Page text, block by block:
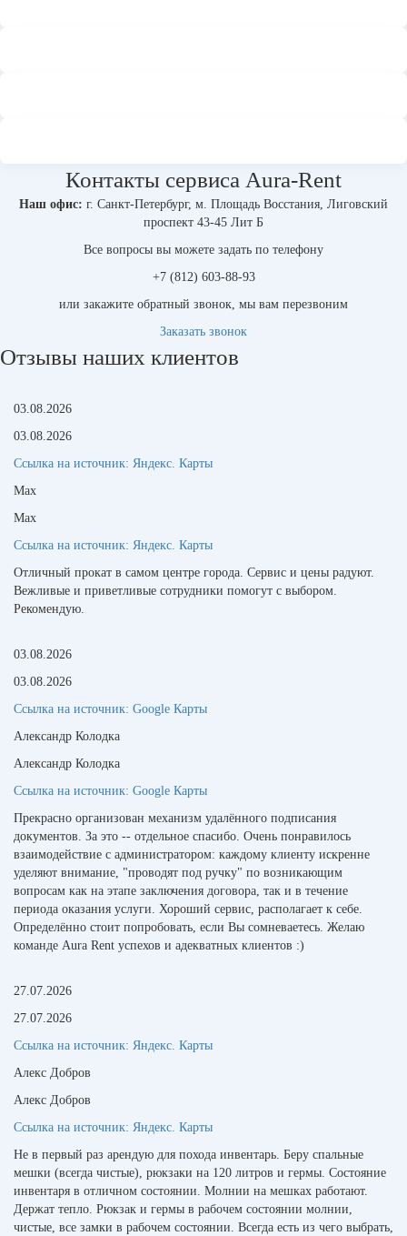
Контакты сервиса Aura-Rent
Наш офис: г. Санкт-Петербург, м. Площадь Восстания, Лиговский
проспект 43-45 Лит Б
Все вопросы вы можете задать по телефону
+7 (812) 603-88-93
или закажите обратный звонок, мы вам перезвоним
Заказать звонок
Отзывы наших клиентов
03.08.2026
03.08.2026
Ссылка на источник: Яндекс. Карты
Max
Max
Ссылка на источник: Яндекс. Карты
Отличный прокат в самом центре города. Сервис и цены радуют.
Вежливые и приветливые сотрудники помогут с выбором.
Рекомендую.
03.08.2026
03.08.2026
Ссылка на источник: Google Карты
Александр Колодка
Александр Колодка
Ссылка на источник: Google Карты
Прекрасно организован механизм удалённого подписания
документов. За это -- отдельное спасибо. Очень понравилось
взаимодействие с администратором: каждому клиенту искренне
уделяют внимание, "проводят под ручку" по возникающим
вопросам как на этапе заключения договора, так и в течение
периода оказания услуги. Хороший сервис, располагает к себе.
Определённо стоит попробовать, если Вы сомневаетесь. Желаю
команде Aura Rent успехов и адекватных клиентов :)
27.07.2026
27.07.2026
Ссылка на источник: Яндекс. Карты
Алекс Добров
Алекс Добров
Ссылка на источник: Яндекс. Карты
Не в первый раз арендую для похода инвентарь. Беру спальные
мешки (всегда чистые), рюкзаки на 120 литров и гермы. Состояние
инвентаря в отличном состоянии. Молнии на мешках работают.
Держат тепло. Рюкзак и гермы в рабочем состоянии молнии,
чистые, все замки в рабочем состоянии. Всегда есть из чего выбрать,